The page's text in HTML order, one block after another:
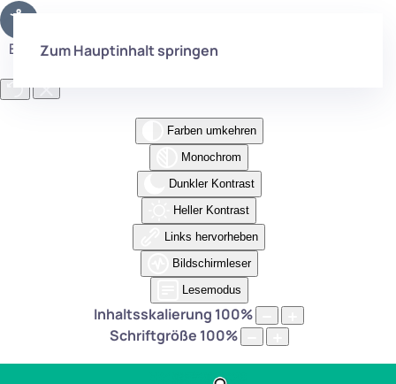
Eingabehilfen öffnen
Farben umkehren
Monochrom
Dunkler Kontrast
Heller Kontrast
Links hervorheben
Bildschirmleser
Lesemodus
Inhaltsskalierung 100%
Schriftgröße 100%
Zum Hauptinhalt springen